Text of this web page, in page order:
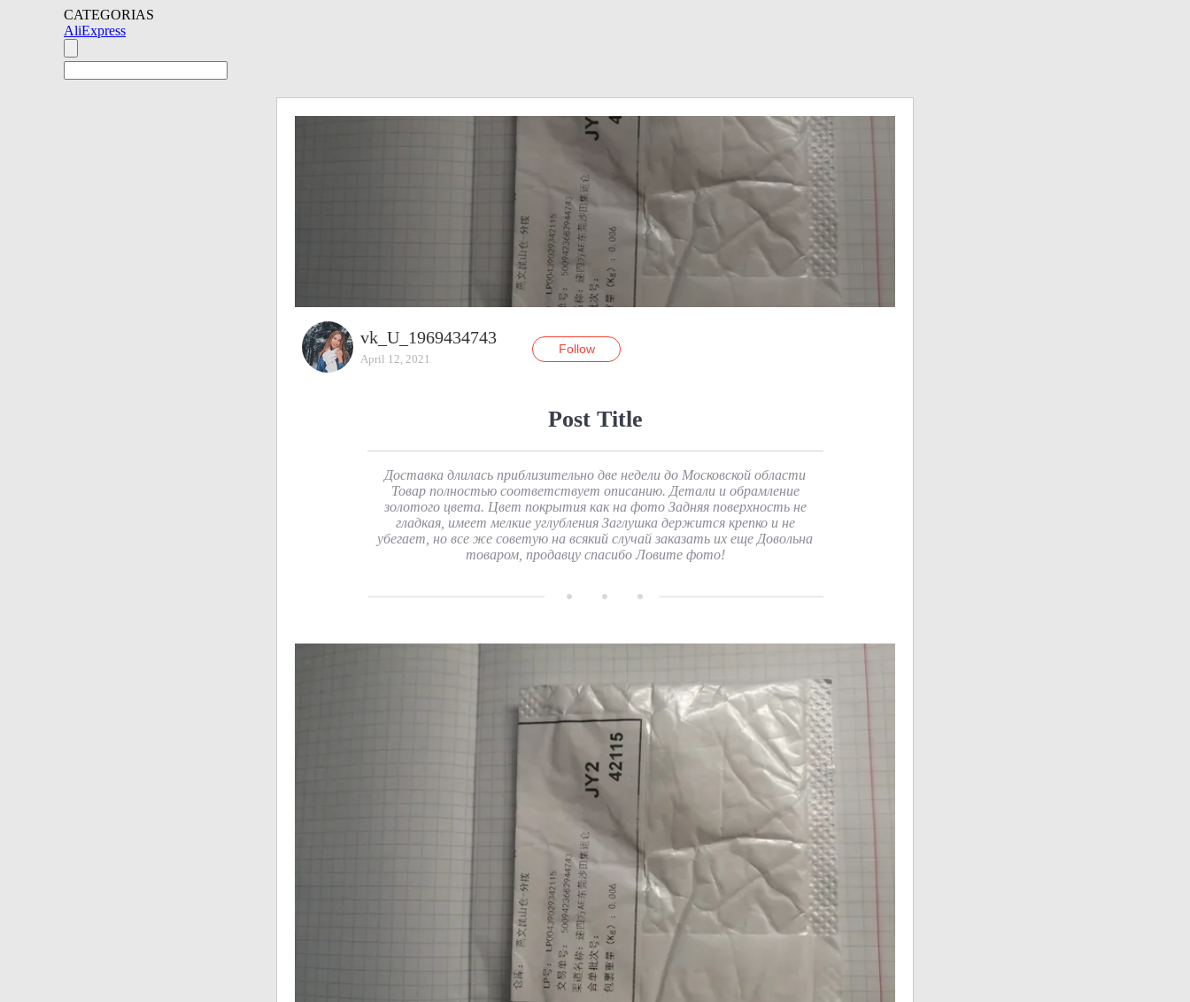
CATEGORIAS
AliExpress
vk_U_1969434743
April 12, 2021
Follow
Post Title
Доставка длилась приблизительно две недели до Московской области
Товар полностью соответствует описанию. Детали и обрамление
золотого цвета. Цвет покрытия как на фото Задняя поверхность не
гладкая, имеет мелкие углубления Заглушка держится крепко и не
убегает, но все же советую на всякий случай заказать их еще Довольна
товаром, продавцу спасибо Ловите фото!